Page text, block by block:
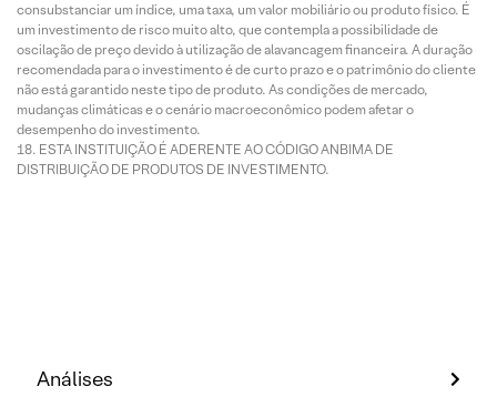
consubstanciar um índice, uma taxa, um valor mobiliário ou produto físico. É
um investimento de risco muito alto, que contempla a possibilidade de
oscilação de preço devido à utilização de alavancagem financeira. A duração
recomendada para o investimento é de curto prazo e o patrimônio do cliente
não está garantido neste tipo de produto. As condições de mercado,
mudanças climáticas e o cenário macroeconômico podem afetar o
desempenho do investimento.
ESTA INSTITUIÇÃO É ADERENTE AO CÓDIGO ANBIMA DE
DISTRIBUIÇÃO DE PRODUTOS DE INVESTIMENTO.
Análises